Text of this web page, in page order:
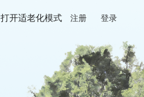
打开适老化模式 注册 登录